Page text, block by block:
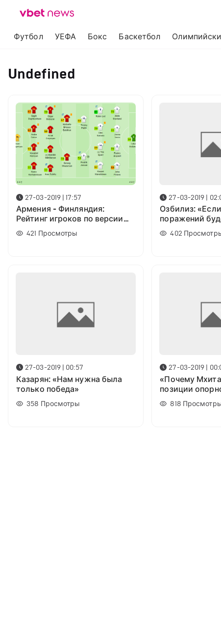
Футбол УЕФА Бокс Баскетбол
Undefined
27-03-2019 | 17:57
Армения - Финляндия:
Рейтинг игроков по версии
SofaScore
421 Просмотры
27-03-2019 |
Озбилиз:
поражений
у нас нет
больше не
402
27-03-2019 | 00:57
Казарян: «Нам нужна была
только победа»
358 Просмотры
27-03-2019 |
«Почему
позиции
Гюльбудагянц
818